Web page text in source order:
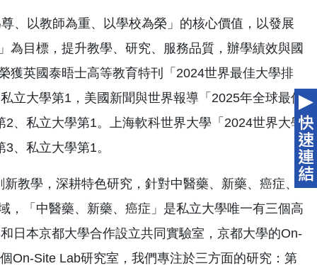
、以教師為重、以學校為榮」的核心價值，以發展
為目標，提升教學、研究、服務品質，辦學績效與國
獲英國泰晤士高等教育特刊「2024世界最佳大學排
立大學第1，美國新聞與世界報導「2025年全球最佳
、私立大學第1。上海軟科世界大學「2024世界大學
、私立大學第1。
教學，深耕特色研究，針對中醫藥、新藥、癌症、
，「中醫藥、新藥、癌症」是私立大學唯一有三個高
日本京都大學合作設立共同實驗室，京都大學的On-
On-Site Lab研究室，我們專注於三方面的研究：第